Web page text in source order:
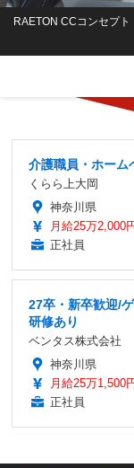
RAETON CCコンセプト
介護職員・ホーム
くらら上大岡
神奈川県
月給25万2,000
正社員
27卒・新卒歓迎/
研修あり
ベンタス株式会社
神奈川県
月給25万1,500
正社員